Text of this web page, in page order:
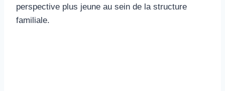
perspective plus jeune au sein de la structure
familiale.